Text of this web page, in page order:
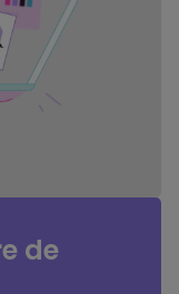
de